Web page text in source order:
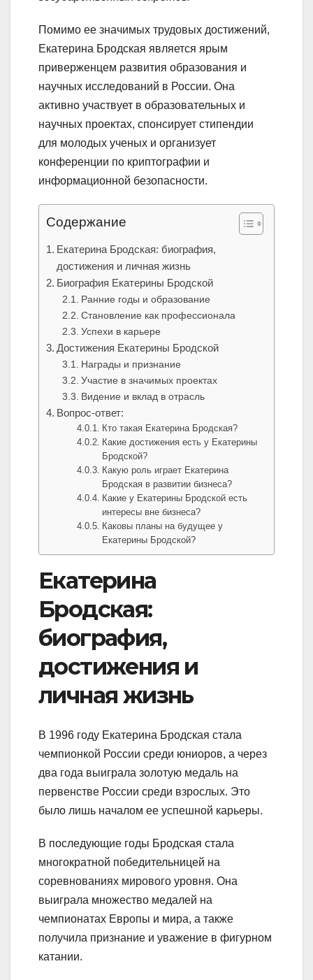
Помимо ее значимых трудовых достижений,
Екатерина Бродская является ярым
приверженцем развития образования и
научных исследований в России. Она
активно участвует в образовательных и
научных проектах, спонсирует стипендии
для молодых ученых и организует
конференции по криптографии и
информационной безопасности.
Содержание
Екатерина Бродская: биография,
достижения и личная жизнь
Биография Екатерины Бродской
Ранние годы и образование
Становление как профессионала
Успехи в карьере
Достижения Екатерины Бродской
Награды и признание
Участие в значимых проектах
Видение и вклад в отрасль
Вопрос-ответ:
Кто такая Екатерина Бродская?
Какие достижения есть у Екатерины
Бродской?
Какую роль играет Екатерина
Бродская в развитии бизнеса?
Какие у Екатерины Бродской есть
интересы вне бизнеса?
Каковы планы на будущее у
Екатерины Бродской?
Екатерина
Бродская:
биография,
достижения и
личная жизнь
В 1996 году Екатерина Бродская стала
чемпионкой России среди юниоров, а через
два года выиграла золотую медаль на
первенстве России среди взрослых. Это
было лишь началом ее успешной карьеры.
В последующие годы Бродская стала
многократной победительницей на
соревнованиях мирового уровня. Она
выиграла множество медалей на
чемпионатах Европы и мира, а также
получила признание и уважение в фигурном
катании.